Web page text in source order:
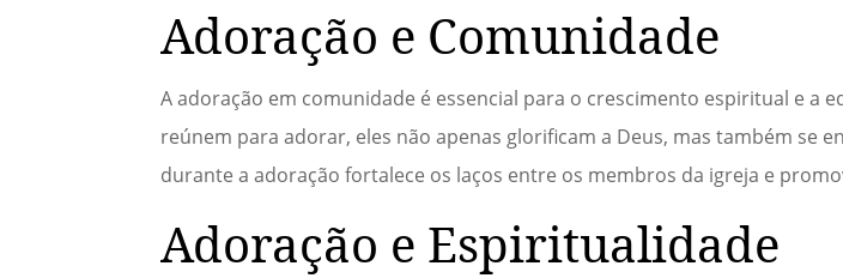
Adoração e Comunidade
A adoração em comunidade é essencial para o crescimento espiritual e a
reúnem para adorar, eles não apenas glorificam a Deus, mas também se
durante a adoração fortalece os laços entre os membros da igreja e
Adoração e Espiritualidade